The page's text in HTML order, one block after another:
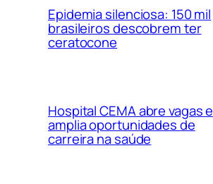
Epidemia silenciosa: 150 mil
brasileiros descobrem ter
ceratocone
Hospital CEMA abre vagas e
amplia oportunidades de
carreira na saúde